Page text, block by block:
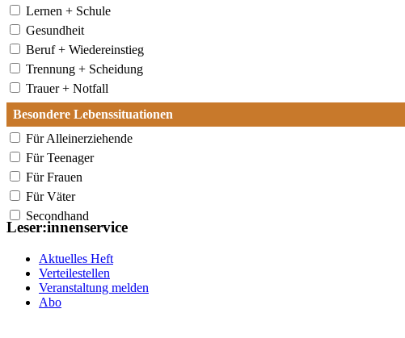
Lernen + Schule
Gesundheit
Beruf + Wiedereinstieg
Trennung + Scheidung
Trauer + Notfall
Besondere Lebenssituationen
Für Alleinerziehende
Für Teenager
Für Frauen
Für Väter
Secondhand
Leser:innenservice
Aktuelles Heft
Verteilestellen
Veranstaltung melden
Abo